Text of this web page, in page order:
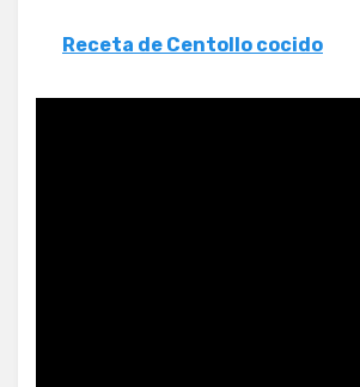
Receta de Centollo cocido